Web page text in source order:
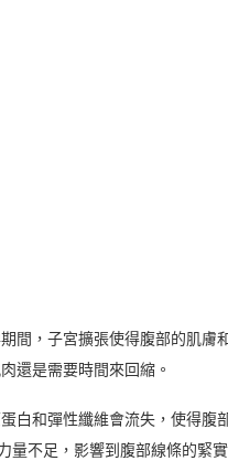
間，子宮擴張使得腹部的肌膚
還是需要時間來回縮。
白和彈性纖維會流失，使得腹
量不足，影響到腹部線條的緊實